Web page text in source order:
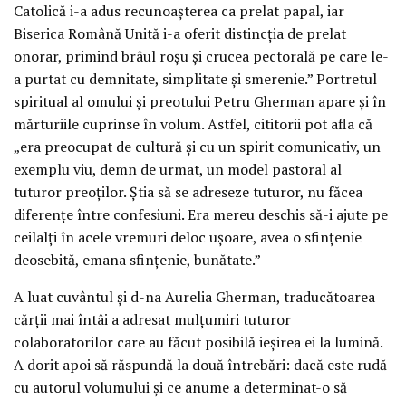
Catolică i-a adus recunoașterea ca prelat papal, iar
Biserica Română Unită i-a oferit distincția de prelat
onorar, primind brâul roșu și crucea pectorală pe care le-
a purtat cu demnitate, simplitate și smerenie.” Portretul
spiritual al omului și preotului Petru Gherman apare și în
mărturiile cuprinse în volum. Astfel, cititorii pot afla că
„era preocupat de cultură și cu un spirit comunicativ, un
exemplu viu, demn de urmat, un model pastoral al
tuturor preoților. Știa să se adreseze tuturor, nu făcea
diferențe între confesiuni. Era mereu deschis să-i ajute pe
ceilalți în acele vremuri deloc ușoare, avea o sfințenie
deosebită, emana sfințenie, bunătate.”
A luat cuvântul și d-na Aurelia Gherman, traducătoarea
cărții mai întâi a adresat mulțumiri tuturor
colaboratorilor care au făcut posibilă ieșirea ei la lumină.
A dorit apoi să răspundă la două întrebări: dacă este rudă
cu autorul volumului și ce anume a determinat-o să